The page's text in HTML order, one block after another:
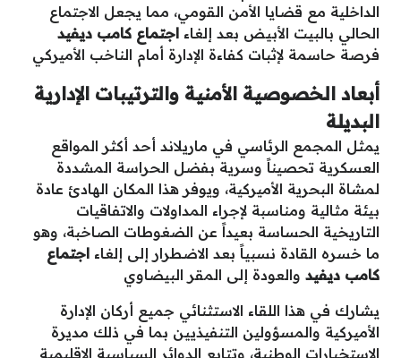
الداخلية مع قضايا الأمن القومي، مما يجعل الاجتماع
الحالي بالبيت الأبيض بعد إلغاء اجتماع كامب ديفيد
فرصة حاسمة لإثبات كفاءة الإدارة أمام الناخب الأميركي
أبعاد الخصوصية الأمنية والترتيبات الإدارية
البديلة
يمثل المجمع الرئاسي في ماريلاند أحد أكثر المواقع
العسكرية تحصيناً وسرية بفضل الحراسة المشددة
لمشاة البحرية الأميركية، ويوفر هذا المكان الهادئ عادة
بيئة مثالية ومناسبة لإجراء المداولات والاتفاقيات
التاريخية الحساسة بعيداً عن الضغوطات الصاخبة، وهو
ما خسره القادة نسبياً بعد الاضطرار إلى إلغاء اجتماع
كامب ديفيد والعودة إلى المقر البيضاوي
يشارك في هذا اللقاء الاستثنائي جميع أركان الإدارة
الأميركية والمسؤولين التنفيذيين بما في ذلك مديرة
الاستخبارات الوطنية، وتتابع الدوائر السياسية الإقليمية